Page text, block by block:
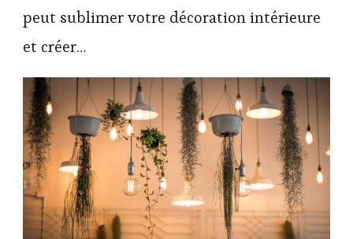
peut sublimer votre décoration intérieure
et créer…